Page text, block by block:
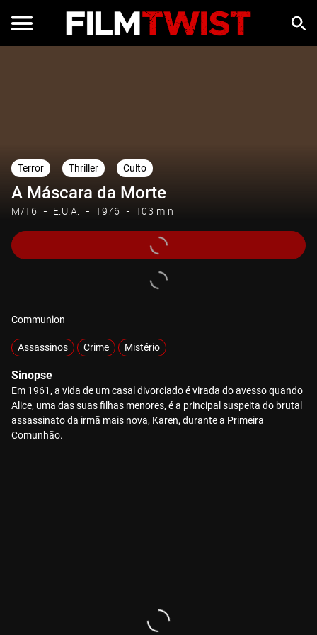
Terror Thriller Culto
A Máscara da Morte
M/16 E.U.A. 1976 103 min
Communion
Assassinos Crime Mistério
Sinopse
Em 1961, a vida de um casal divorciado é virada do avesso quando
Alice, uma das suas filhas menores, é a principal suspeita do brutal
assassinato da irmã mais nova, Karen, durante a Primeira
Comunhão.